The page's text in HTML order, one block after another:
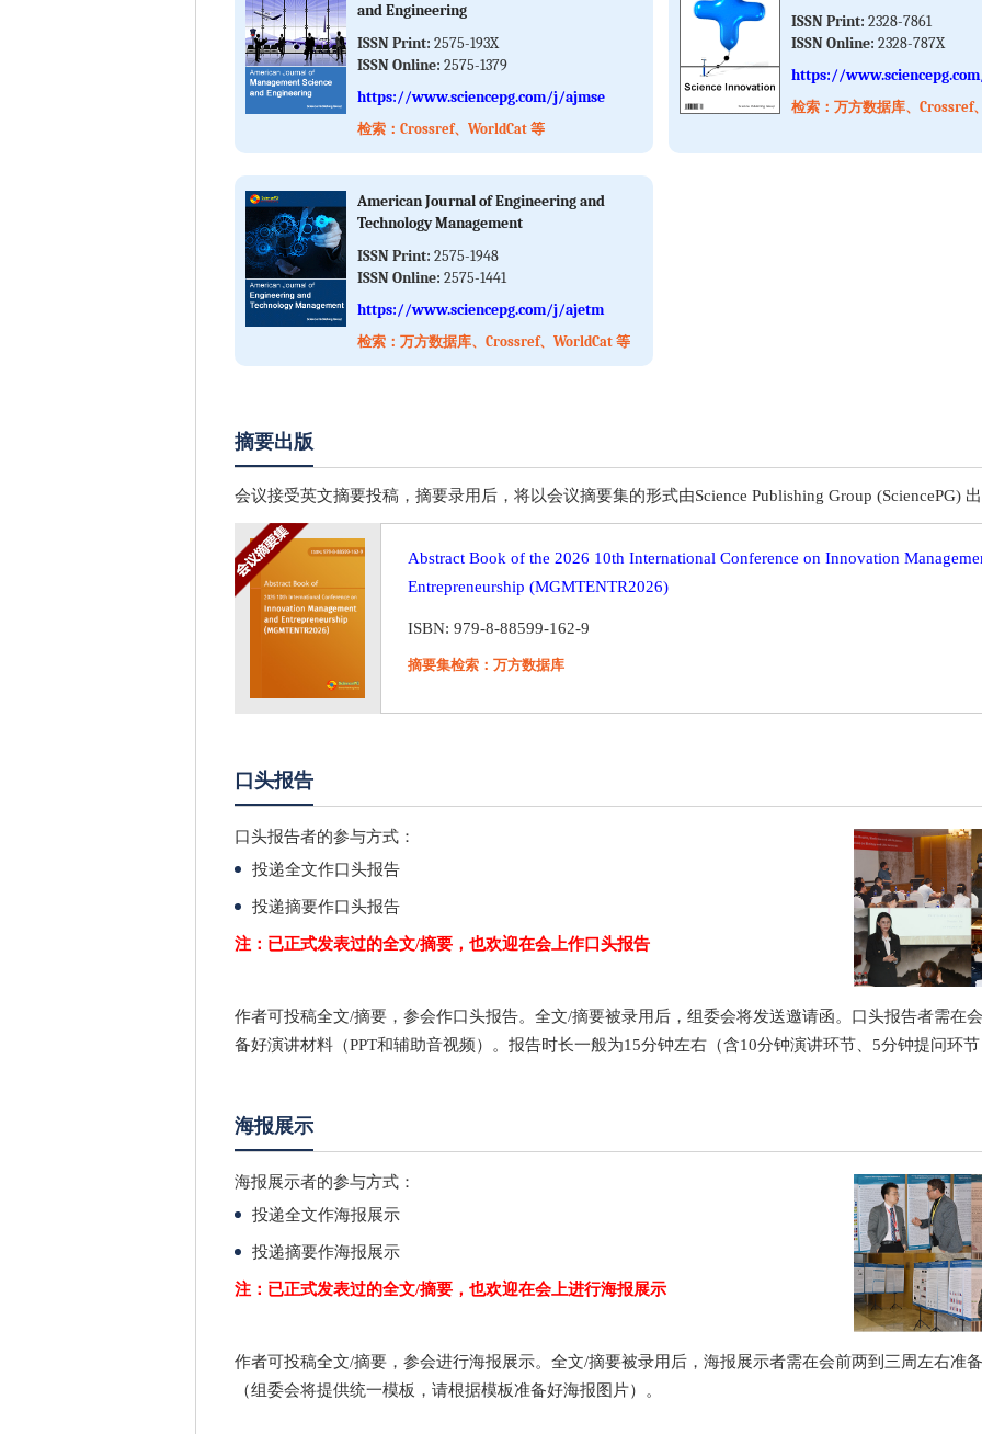
and Engineering
ISSN Print: 2575-193X
ISSN Online: 2575-1379
https://www.sciencepg.com/j/ajmse
检索：Crossref、WorldCat 等
ISSN Print: 2328-7861
ISSN Online: 2328-787X
https://
检索：万方数据库、Crossref
American Journal of Engineering and
Technology Management
ISSN Print: 2575-1948
ISSN Online: 2575-1441
https://www.sciencepg.com/j/ajetm
检索：万方数据库、Crossref、WorldCat 等
摘要出版
会议接受英文摘要投稿，摘要录用后，将以会议摘要集的形式由Science Publishing Group (SciencePG) 出
Abstract Book of the 2026 10th International Conference on Innovation
Entrepreneurship (MGMTENTR2026)
ISBN: 979-8-88599-162-9
摘要集检索：万方数据库
口头报告
口头报告者的参与方式：
投递全文作口头报告
投递摘要作口头报告
注：已正式发表过的全文/摘要，也欢迎在会上作口头报告
作者可投稿全文/摘要，参会作口头报告。全文/摘要被录用后，组委会将发送邀请函。口头报告者需在
备好演讲材料（PPT和辅助音视频）。报告时长一般为15分钟左右（含10分钟演讲环节、5分钟提问环节
海报展示
海报展示者的参与方式：
投递全文作海报展示
投递摘要作海报展示
注：已正式发表过的全文/摘要，也欢迎在会上进行海报展示
作者可投稿全文/摘要，参会进行海报展示。全文/摘要被录用后，海报展示者需在会前两到三周左右准
（组委会将提供统一模板，请根据模板准备好海报图片）。